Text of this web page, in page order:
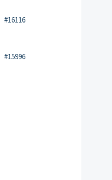
#16116
#15996